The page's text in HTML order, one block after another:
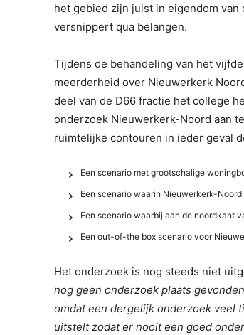
het gebied zijn juist in eigendom
versnippert qua belangen.
Tijdens de behandeling van het
meerderheid over Nieuwerkerk
deel van de D66 fractie het college
onderzoek Nieuwerkerk-Noord aan
ruimtelijke contouren in ieder geval
Een scenario met grootschalige
Een scenario waarin Nieuwerkerk-
Een scenario waarbij aan de noordkant
Een out-of-the box scenario voor
Het onderzoek is nog steeds niet
nog geen onderzoek plaats
omdat een dergelijk onderzoek veel
uitstelt zodat er nooit een goed